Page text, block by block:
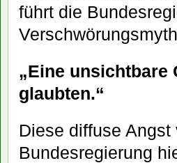
führt die
„Eine unsichtbare
glaubten.“
Diese diffuse
Bundesregierung